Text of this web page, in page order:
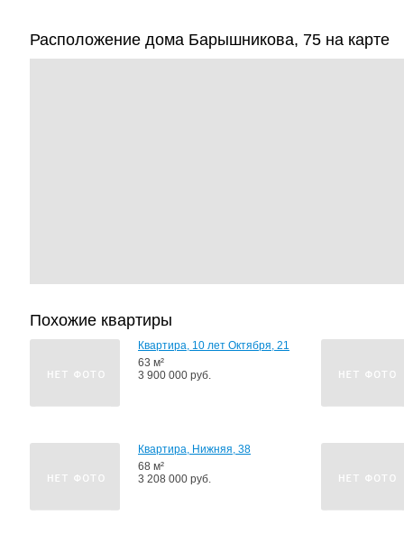
Расположение дома Барышникова, 75 на карте
Похожие квартиры
Квартира, 10 лет Октября, 21
63 м²
3 900 000 руб.
Квартира, Нижняя, 38
68 м²
3 208 000 руб.